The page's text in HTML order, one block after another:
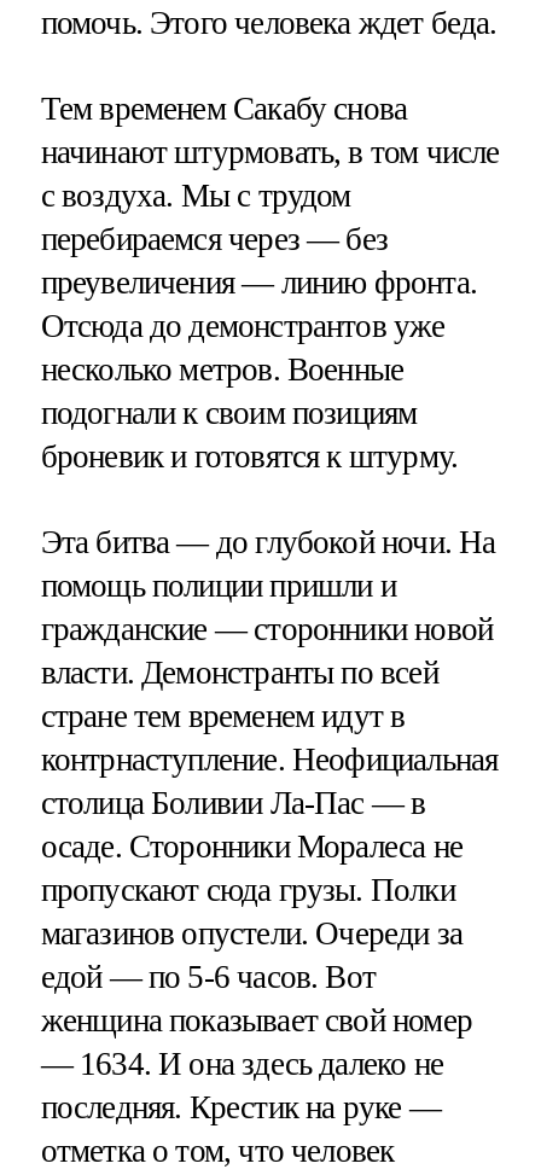
помочь. Этого человека ждет беда.
Тем временем Сакабу снова
начинают штурмовать, в том числе
с воздуха. Мы с трудом
перебираемся через — без
преувеличения — линию фронта.
Отсюда до демонстрантов уже
несколько метров. Военные
подогнали к своим позициям
броневик и готовятся к штурму.
Эта битва — до глубокой ночи. На
помощь полиции пришли и
гражданские — сторонники новой
власти. Демонстранты по всей
стране тем временем идут в
контрнаступление. Неофициальная
столица Боливии Ла-Пас — в
осаде. Сторонники Моралеса не
пропускают сюда грузы. Полки
магазинов опустели. Очереди за
едой — по 5-6 часов. Вот
женщина показывает свой номер
— 1634. И она здесь далеко не
последняя. Крестик на руке —
отметка о том, что человек